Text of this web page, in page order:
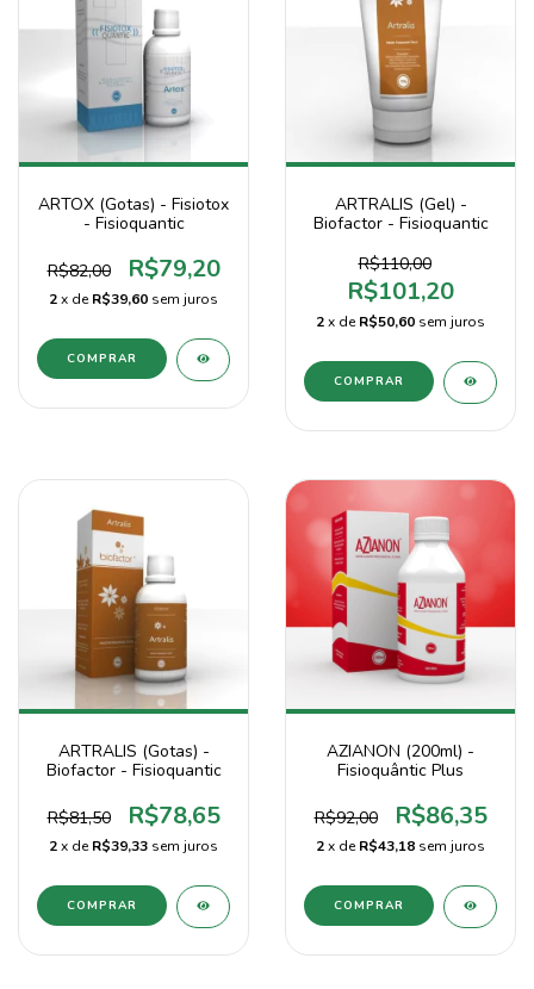
ARTOX (Gotas) - Fisiotox
- Fisioquantic
R$82,00 R$79,20
2x deR$39,60 sem juros
ARTRALIS (Gel) -
Biofactor - Fisioquantic
R$110,00
R$101,20
2x deR$50,60 sem juros
ARTRALIS (Gotas) -
Biofactor - Fisioquantic
R$81,50 R$78,65
2x deR$39,33 sem juros
AZIANON (200ml) -
Fisioquântic Plus
R$92,00 R$86,35
2x deR$43,18 sem juros